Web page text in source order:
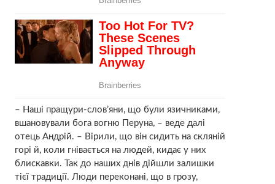
– Наші пращури-слов’яни, що були язичниками,
вшановували бога вогню Перуна, – веде далі
отець Андрій. – Вірили, що він сидить на скляній
горі й, коли гнівається на людей, кидає у них
блискавки. Так до наших днів дійшли залишки
тієї традиції. Люди переконані, що в грозу,